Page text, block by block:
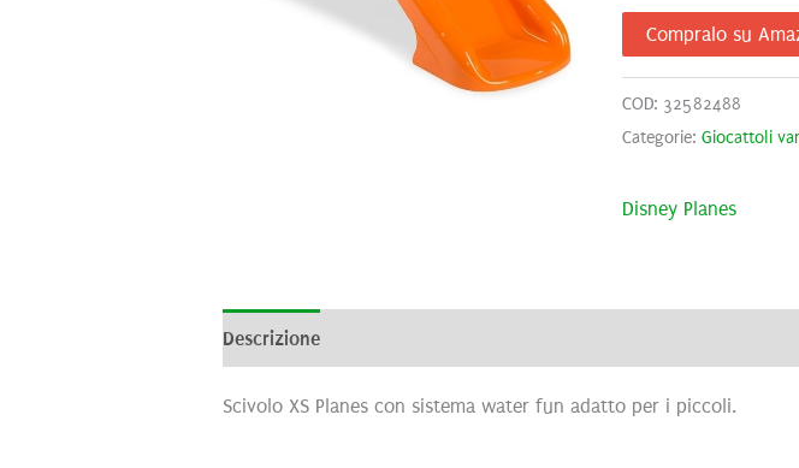
Compralo su
COD: 32582488
Categorie: Giocattoli
Disney Planes
Descrizione
Scivolo XS Planes con sistema water fun adatto per i piccoli.